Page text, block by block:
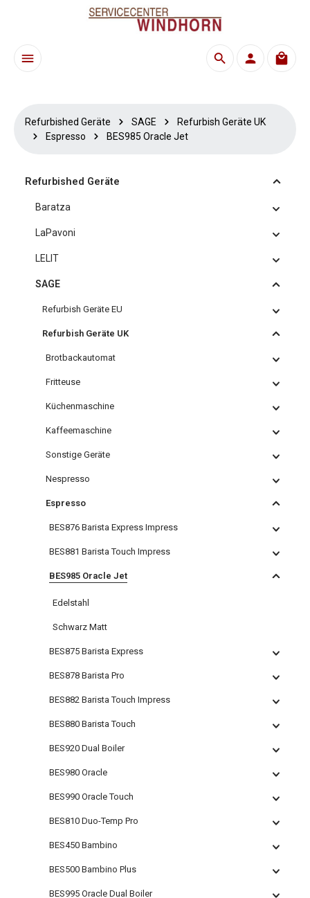
Zum Hauptinhalt springen
Refurbished Geräte SAGE
Refurbish Geräte UK
Espresso
BES985 Oracle Jet
Refurbished Geräte
Baratza
LaPavoni
LELIT
SAGE
Refurbish Geräte EU
Refurbish Geräte UK
Brotbackautomat
Fritteuse
Küchenmaschine
Kaffeemaschine
Sonstige Geräte
Nespresso
Espresso
BES876 Barista Express Impress
BES881 Barista Touch Impress
BES985 Oracle Jet
Edelstahl
Schwarz Matt
BES875 Barista Express
BES878 Barista Pro
BES882 Barista Touch Impress
BES880 Barista Touch
BES920 Dual Boiler
BES980 Oracle
BES990 Oracle Touch
BES810 Duo-Temp Pro
BES450 Bambino
BES500 Bambino Plus
BES995 Oracle Dual Boiler